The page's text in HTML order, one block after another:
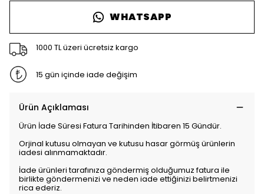
WHATSAPP
1000 TL üzeri ücretsiz kargo
15 gün içinde iade değişim
Ürün Açıklaması
Ürün İade Süresi Fatura Tarihinden İtibaren 15 Gündür.
Orjinal kutusu olmayan ve kutusu hasar görmüş ürünlerin
iadesi alınmamaktadır.
İade ürünleri tarafınıza göndermiş olduğumuz fatura ile
birlikte göndermenizi ve neden iade ettiğinizi belirtmenizi
rica ederiz.